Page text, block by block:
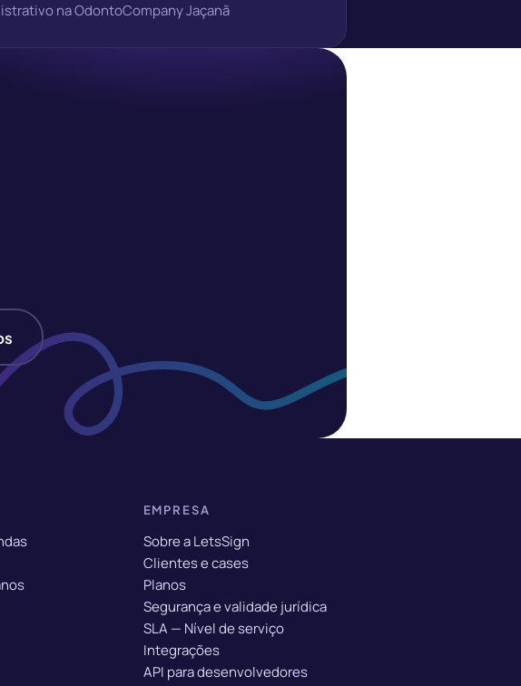
na OdontoCompany Jaçanã
EMPRESA
Sobre a LetsSign
Clientes e cases
Planos
Segurança e validade jurídica
SLA — Nível de serviço
Integrações
API para desenvolvedores